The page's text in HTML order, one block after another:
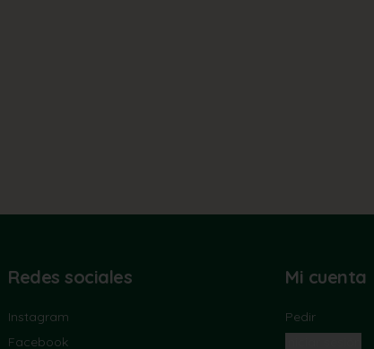
Redes sociales
Instagram
Facebook
Mi cuenta
Pedir